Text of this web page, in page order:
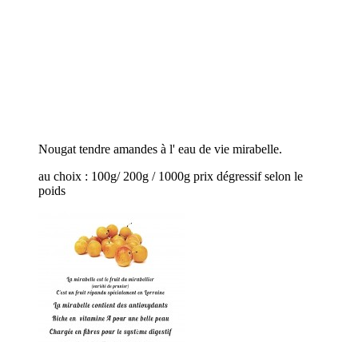
Nougat tendre amandes à l' eau de vie mirabelle.
au choix : 100g/ 200g / 1000g prix dégressif selon le
poids